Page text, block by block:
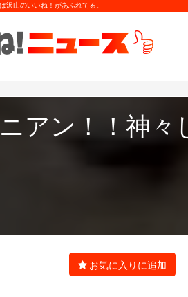
沢山のいいね！があふれてる。
アン！！神
お気に入りに追加